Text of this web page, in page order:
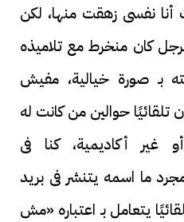
نفسى زهقت منها، لكن
كان منخرط مع تلاميذه
بـ صورة خيالية، مفيش
تلقائيًا حوالين من كانت له
غير أكاديمية، كنا فى
ما اسمه يتنشر فى بريد
يتعامل بـ اعتباره «مش